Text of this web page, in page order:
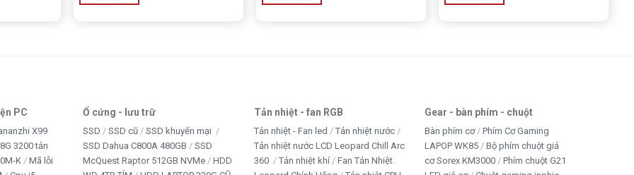
PC
X99
3200 tản
K
Mã lỗi
Ổ cứng - lưu trữ
SSD SSD cũ
SSD khuyến mại
SSD Dahua C800A 480GB
SSD
McQuest Raptor 512GB NVMe
HDD
Tản nhiệt - fan RGB
Tản nhiệt - Fan led
Tản nhiệt nước
Tản nhiệt nước LCD Leopard Chill Arc
360
Tản nhiệt khí
Fan Tản Nhiệt
Gear - bàn phím - chuột
Bàn phím cơ
Phím Cơ Gaming
LAPOP WK85
Bộ phím chuột giả
cơ Sorex KM3000
Phím chuột G21